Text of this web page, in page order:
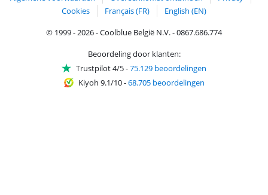
Cookies
Français (FR)
English (EN)
© 1999 - 2026 - Coolblue België N.V. - 0867.686.774
Beoordeling door klanten:
Trustpilot 4/5-75.129 beoordelingen
Kiyoh 9.1/10-68.705 beoordelingen